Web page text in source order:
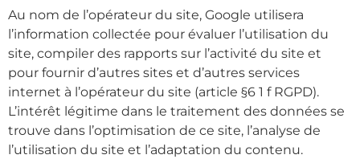
Au nom de l’opérateur du site, Google utilisera
l’information collectée pour évaluer l’utilisation du
site, compiler des rapports sur l’activité du site et
pour fournir d’autres sites et d’autres services
internet à l’opérateur du site (article §6 1 f RGPD).
L’intérêt légitime dans le traitement des données se
trouve dans l’optimisation de ce site, l’analyse de
l’utilisation du site et l’adaptation du contenu.